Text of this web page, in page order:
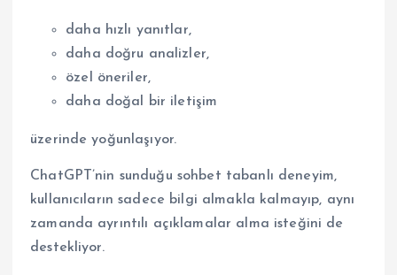
daha hızlı yanıtlar,
daha doğru analizler,
özel öneriler,
daha doğal bir iletişim
üzerinde yoğunlaşıyor.
ChatGPT’nin sunduğu sohbet tabanlı deneyim,
kullanıcıların sadece bilgi almakla kalmayıp, aynı
zamanda ayrıntılı açıklamalar alma isteğini de
destekliyor.